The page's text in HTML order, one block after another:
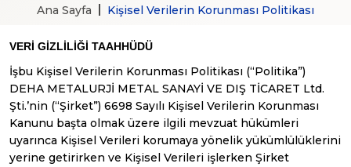
Ana Sayfa Kişisel Verilerin Korunması Politikası
VERİ GİZLİLİĞİ TAAHHÜDÜ
İşbu Kişisel Verilerin Korunması Politikası (“Politika”)
DEHA METALURJİ METAL SANAYİ VE DIŞ TİCARET Ltd.
Şti.’nin (“Şirket”) 6698 Sayılı Kişisel Verilerin Korunması
Kanunu başta olmak üzere ilgili mevzuat hükümleri
uyarınca Kişisel Verileri korumaya yönelik yükümlülüklerini
yerine getirirken ve Kişisel Verileri işlerken Şirket